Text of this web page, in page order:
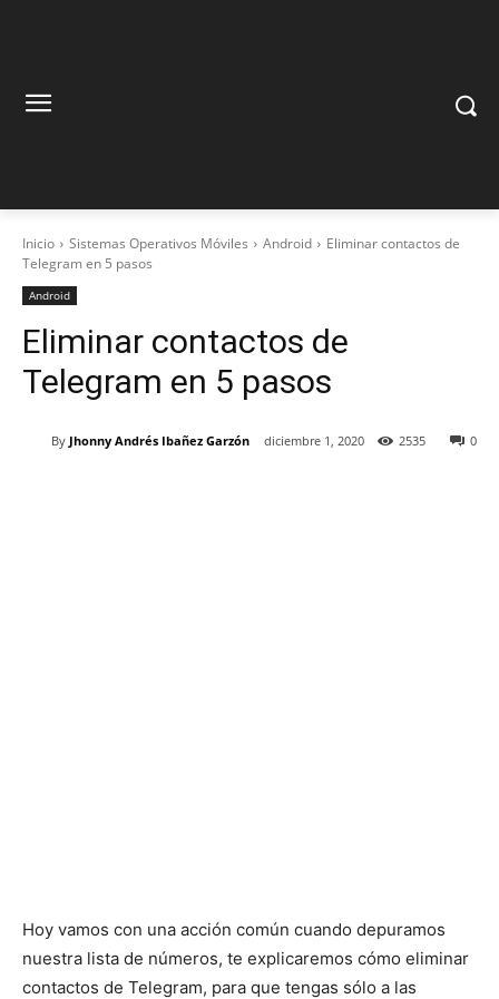
Inicio Sistemas Operativos Móviles Android
Eliminar contactos de
Telegram en 5 pasos
Android
Eliminar contactos de
Telegram en 5 pasos
By Jhonny Andrés Ibañez Garzón diciembre 1, 2020 0
2535
Hoy vamos con una acción común cuando depuramos
nuestra lista de números, te explicaremos cómo eliminar
contactos de Telegram, para que tengas sólo a las